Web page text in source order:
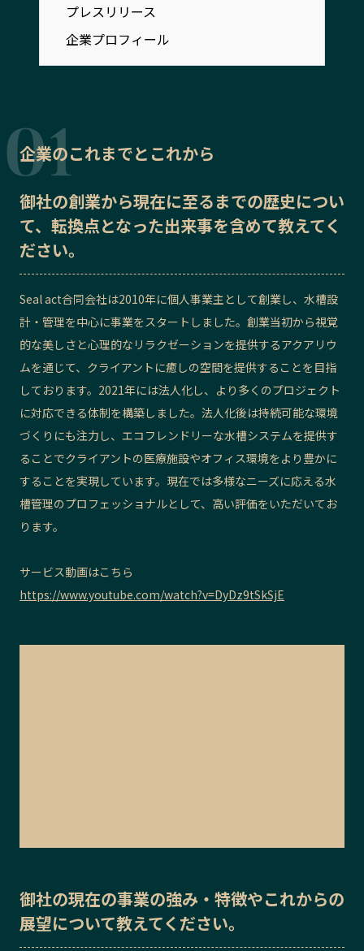
MILCプロジェクト
Localist
イベント
飲食店
記事ライター アンバサダー
お問い合わせ 会社概要
プレスリリース
企業プロフィール
企業のこれまでとこれから
御社の創業から現在に至るまでの歴史につい
て、転換点となった出来事を含めて教えてく
ださい。
Seal act合同会社は2010年に個人事業主として創業し、水槽設
計・管理を中心に事業をスタートしました。創業当初から視覚
的な美しさと心理的なリラクゼーションを提供するアクアリウ
ムを通じて、クライアントに癒しの空間を提供することを目指
しております。2021年には法人化し、より多くのプロジェクト
に対応できる体制を構築しました。法人化後は持続可能な環境
づくりにも注力し、エコフレンドリーな水槽システムを提供す
ることでクライアントの医療施設やオフィス環境をより豊かに
することを実現しています。現在では多様なニーズに応える水
槽管理のプロフェッショナルとして、高い評価をいただいてお
ります。
サービス動画はこちら
https://www.youtube.com/watch?v=DyDz9tSkSjE
御社の現在の事業の強み・特徴やこれからの
展望について教えてください。